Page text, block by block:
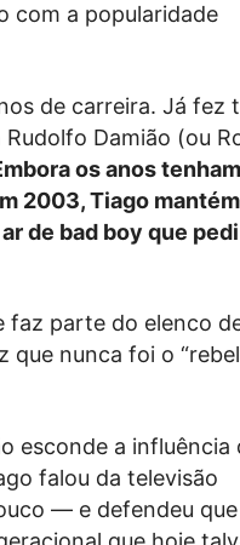
com a popularidade
de carreira. Já fez
Damião (ou
os anos
2003, Tiago
de bad boy que
faz parte do elenco
que nunca foi o
esconde a influência
falou da televisão
— e defendeu